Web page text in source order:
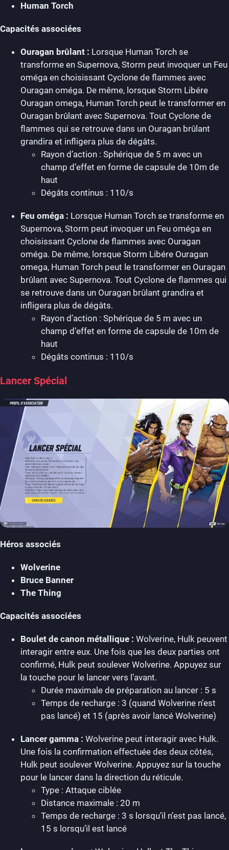
Human Torch
Capacités associées
Ouragan brûlant : Lorsque Human Torch se
transforme en Supernova, Storm peut invoquer un Feu
oméga en choisissant Cyclone de flammes avec
Ouragan oméga. De même, lorsque Storm Libére
Ouragan omega, Human Torch peut le transformer en
Ouragan brûlant avec Supernova. Tout Cyclone de
flammes qui se retrouve dans un Ouragan brûlant
grandira et infligera plus de dégâts.
Rayon d’action : Sphérique de 5 m avec un
champ d’effet en forme de capsule de 10m de
haut
Dégâts continus : 110/s
Feu oméga : Lorsque Human Torch se transforme en
Supernova, Storm peut invoquer un Feu oméga en
choisissant Cyclone de flammes avec Ouragan
oméga. De même, lorsque Storm Libére Ouragan
omega, Human Torch peut le transformer en Ouragan
brûlant avec Supernova. Tout Cyclone de flammes qui
se retrouve dans un Ouragan brûlant grandira et
infligera plus de dégâts.
Rayon d’action : Sphérique de 5 m avec un
champ d’effet en forme de capsule de 10m de
haut
Dégâts continus : 110/s
Lancer Spécial
Héros associés
Wolverine
Bruce Banner
The Thing
Capacités associées
Boulet de canon métallique : Wolverine, Hulk peuvent
interagir entre eux. Une fois que les deux parties ont
confirmé, Hulk peut soulever Wolverine. Appuyez sur
la touche pour le lancer vers l’avant.
Durée maximale de préparation au lancer : 5 s
Temps de recharge : 3 (quand Wolverine n’est
pas lancé) et 15 (après avoir lancé Wolverine)
Lancer gamma : Wolverine peut interagir avec Hulk.
Une fois la confirmation effectuée des deux côtés,
Hulk peut soulever Wolverine. Appuyez sur la touche
pour le lancer dans la direction du réticule.
Type : Attaque ciblée
Distance maximale : 20 m
Temps de recharge : 3 s lorsqu’il n’est pas lancé,
15 s lorsqu’il est lancé